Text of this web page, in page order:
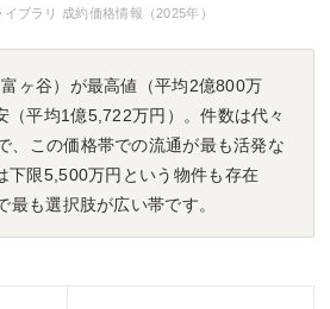
ブラリ 成約価格情報（2025年）
ヶ谷）が最高値（平均2億800万
（平均1億5,722万円）。件数は代々
、この価格帯での流通が最も活発な
下限5,500万円という物件も存在
最も選択肢が広い帯です。